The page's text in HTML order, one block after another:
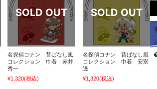
名探偵コナン 昔ばなし風
コレクション 巾着 赤井
秀一
¥1,320(税込)
名探偵コナン 昔ばなし風
コレクション 巾着 安室
透
¥1,320(税込)